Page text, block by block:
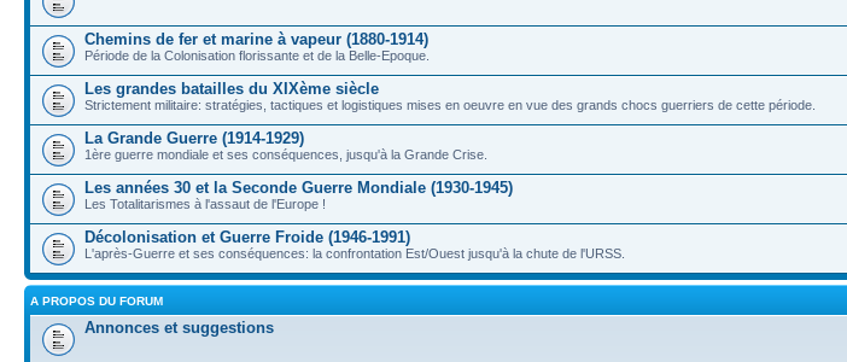
Chemins de fer et marine à vapeur (1880-1914)
Période de la Colonisation florissante et de la Belle-Epoque.
Les grandes batailles du XIXème siècle
Strictement militaire: stratégies, tactiques et logistiques mises en oeuvre en vue des grands chocs guerriers de cette période.
La Grande Guerre (1914-1929)
1ère guerre mondiale et ses conséquences, jusqu'à la Grande Crise.
Les années 30 et la Seconde Guerre Mondiale (1930-1945)
Les Totalitarismes à l'assaut de l'Europe !
Décolonisation et Guerre Froide (1946-1991)
L'après-Guerre et ses conséquences: la confrontation Est/Ouest jusqu'à la chute de l'URSS.
A PROPOS DU FORUM
Annonces et suggestions